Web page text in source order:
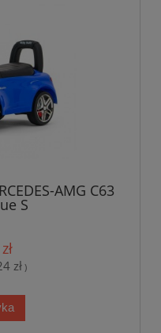
AMG C63
S
zł)